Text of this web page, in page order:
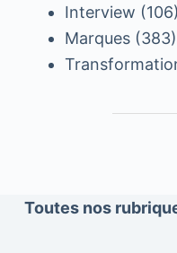
Interview (106)
Marques(383)
Toutes nos